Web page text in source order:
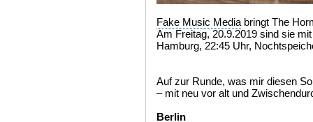
Fake Music Media bringt The
Am Freitag, 20.9.2019 sind sie
Hamburg, 22:45 Uhr,
Auf zur Runde, was mir diesen
– mit neu vor alt und
Berlin